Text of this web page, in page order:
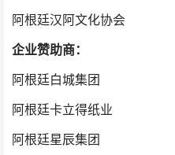
阿根廷汉阿文化协会
企业赞助商：
阿根廷白城集团
阿根廷卡立得纸业
阿根廷星辰集团